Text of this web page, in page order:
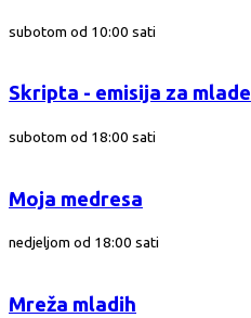
subotom od 10:00 sati
Skripta - emisija za mlade
subotom od 18:00 sati
Moja medresa
nedjeljom od 18:00 sati
Mreža mladih